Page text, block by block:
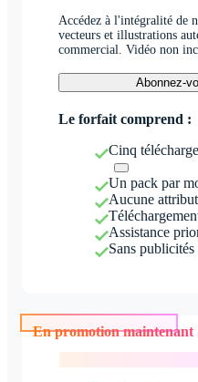
Accédez à l'intégralité de
vecteurs et illustrations
commercial. Vidéo non
Abonnez-
Le forfait comprend :
Cinq
Un pack par
Aucune
Assistance
Sans publicités
En promotion maintenant !